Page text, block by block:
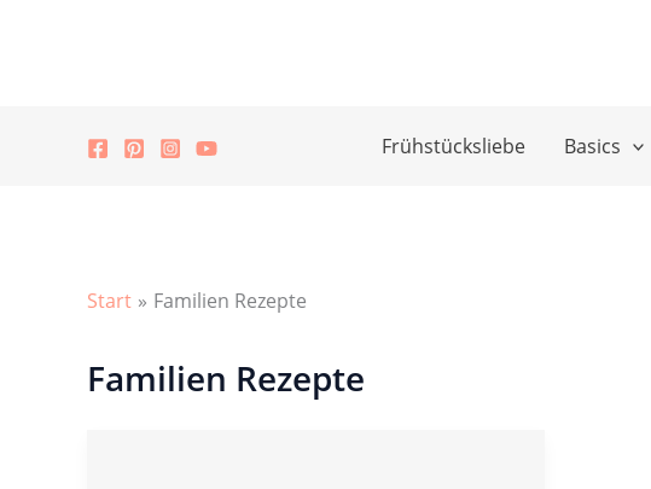
Frühstücksliebe Basics
Start Familien Rezepte
Familien Rezepte